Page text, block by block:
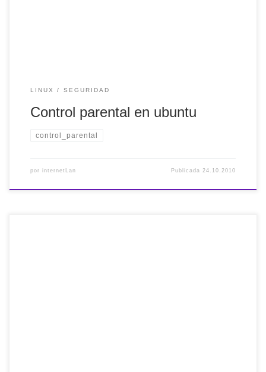
LINUX SEGURIDAD
Control parental en ubuntu
control_parental
por internetLan Publicada 24.10.2010